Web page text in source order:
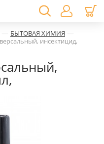
— БЫТОВАЯ ХИМИЯ —
инсектицид,